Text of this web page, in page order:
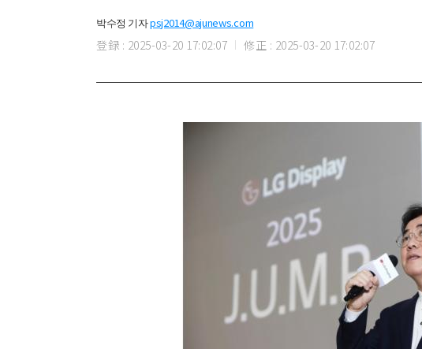
박수정 기자psj2014@ajunews.com
登録 : 2025-03-20 17:02:07 修正 : 2025-03-20 17:02:07